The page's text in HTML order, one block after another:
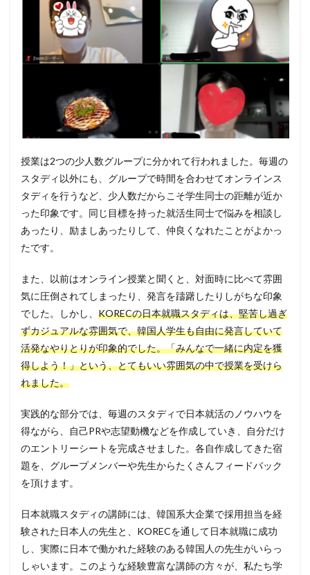
授業は2つの少人数グループに分かれて行われました。毎週の
スタディ以外にも、グループで時間を合わせてオンラインス
タディを行うなど、少人数だからこそ学生同士の距離が近か
った印象です。同じ目標を持った就活生同士で悩みを相談し
あったり、励ましあったりして、仲良くなれたことがよかっ
たです。
また、以前はオンライン授業と聞くと、対面時に比べて雰囲
気に圧倒されてしまったり、発言を躊躇したりしがちな印象
でした。しかし、 KORECの日本就職スタディは、堅苦し過ぎ
ずカジュアルな雰囲気で、韓国人学生も自由に発言していて
活発なやりとりが印象的でした。「みんなで一緒に内定を獲
得しよう！」という、とてもいい雰囲気の中で授業を受けら
れました。
実践的な部分では、毎週のスタディで日本就活のノウハウを
得ながら、自己PRや志望動機などを作成していき、自分だけ
のエントリーシートを完成させました。各自作成してきた宿
題を、グループメンバーや先生からたくさんフィードバック
を頂けます。
日本就職スタディの講師には、韓国系大企業で採用担当を経
験された日本人の先生と、KORECを通して日本就職に成功
し、実際に日本で働かれた経験のある韓国人の先生がいらっ
しゃいます。このような経験豊富な講師の方々が、私たち学